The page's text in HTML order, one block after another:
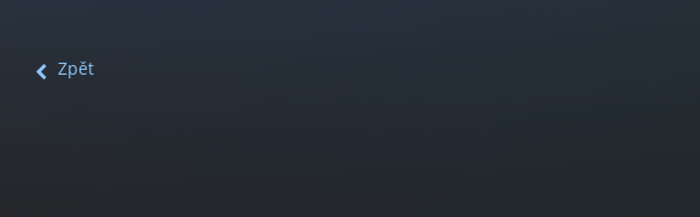
Zpět